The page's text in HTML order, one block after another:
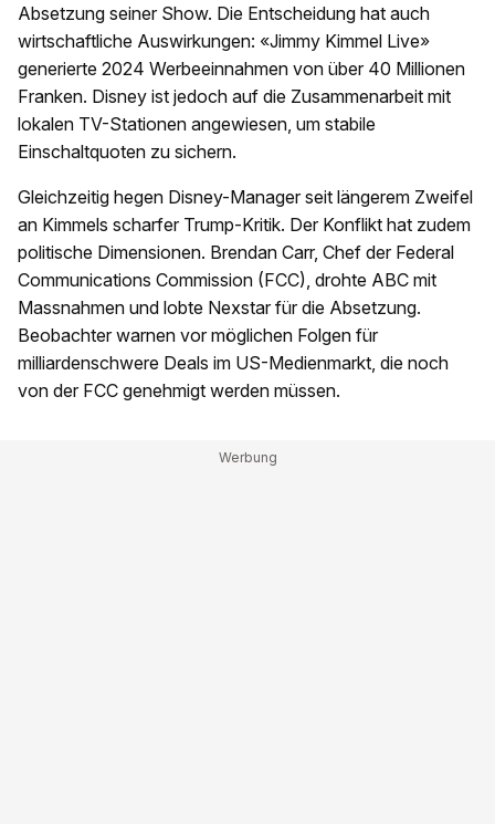
Absetzung seiner Show. Die Entscheidung hat auch
wirtschaftliche Auswirkungen: «Jimmy Kimmel Live»
generierte 2024 Werbeeinnahmen von über 40 Millionen
Franken. Disney ist jedoch auf die Zusammenarbeit mit
lokalen TV-Stationen angewiesen, um stabile
Einschaltquoten zu sichern.
Gleichzeitig hegen Disney-Manager seit längerem Zweifel
an Kimmels scharfer Trump-Kritik. Der Konflikt hat zudem
politische Dimensionen. Brendan Carr, Chef der Federal
Communications Commission (FCC), drohte ABC mit
Massnahmen und lobte Nexstar für die Absetzung.
Beobachter warnen vor möglichen Folgen für
milliardenschwere Deals im US-Medienmarkt, die noch
von der FCC genehmigt werden müssen.